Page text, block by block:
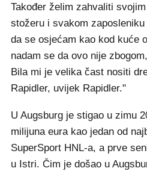
Također želim zahvaliti
stožeru i svakom
da se osjećam kao kod kuće
nadam se da ovo nije
Bila mi je velika čast nositi
Rapidler, uvijek Rapidler."
U Augsburg je stigao u zimu
milijuna eura kao jedan od
SuperSport HNL-a, a prve
u Istri. Čim je došao u